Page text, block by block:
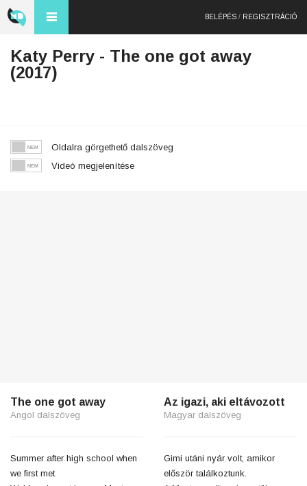
BELÉPÉS / REGISZTRÁCIÓ
Katy Perry - The one got away
(2017)
Oldalra görgethető dalszöveg
Videó megjelenítése
The one got away
Angol dalszöveg
Summer after high school when
we first met
Az igazi, aki eltávozott
Magyar dalszöveg
Gimi utáni nyár volt, amikor
először találkoztunk.